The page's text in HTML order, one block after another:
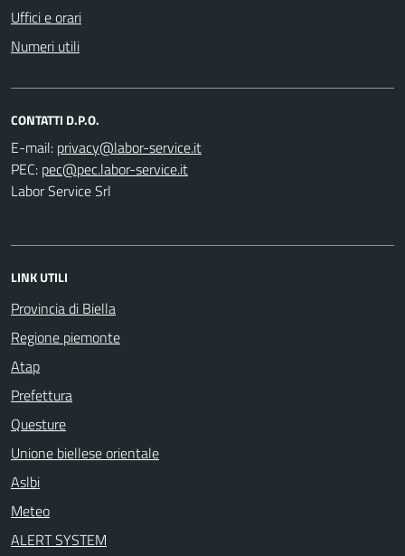
Uffici e orari
Numeri utili
CONTATTI D.P.O.
E-mail:
PEC:
Labor Service Srl
LINK UTILI
Provincia di Biella
Regione piemonte
Atap
Prefettura
Questure
Unione biellese orientale
Aslbi
Meteo
ALERT SYSTEM